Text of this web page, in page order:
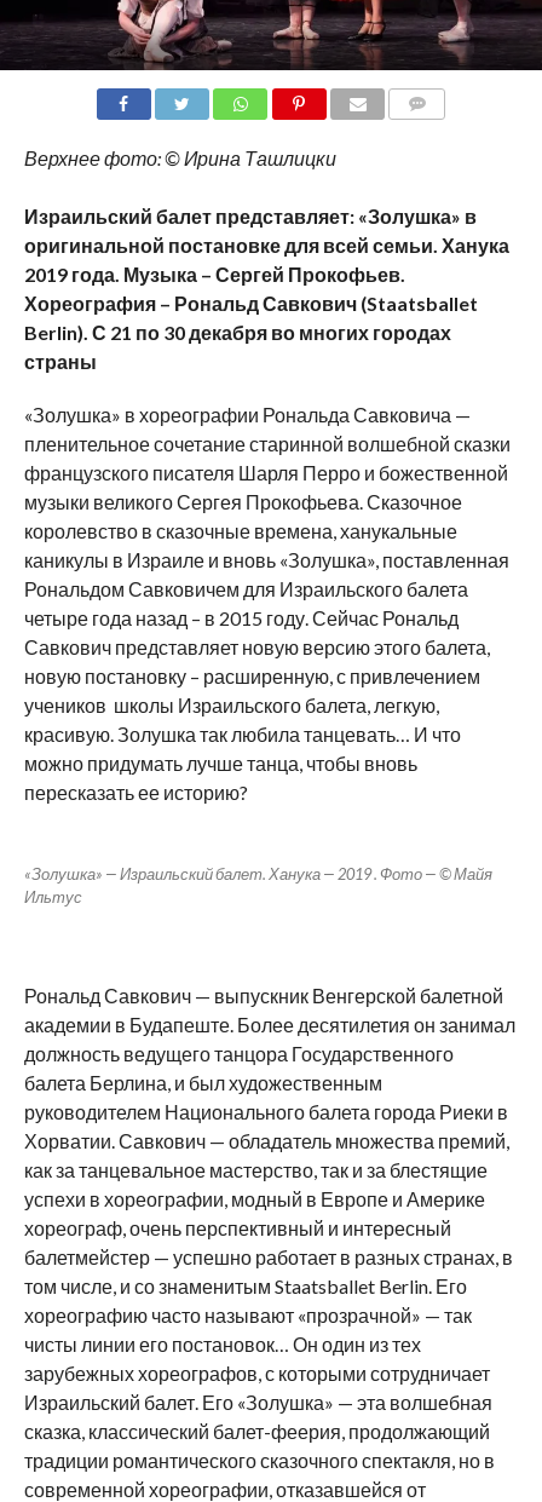
Верхнее фото: © Ирина Ташлицки
Израильский балет представляет: «Золушка» в
оригинальной постановке для всей семьи. Ханука
2019 года. Музыка – Сергей Прокофьев.
Хореография – Рональд Савкович (Staatsballet
Berlin). С 21 по 30 декабря во многих городах
страны
«Золушка» в хореографии Рональда Савковича —
пленительное сочетание старинной волшебной сказки
французского писателя Шарля Перро и божественной
музыки великого Сергея Прокофьева. Сказочное
королевство в сказочные времена, ханукальные
каникулы в Израиле и вновь «Золушка», поставленная
Рональдом Савковичем для Израильского балета
четыре года назад – в 2015 году. Сейчас Рональд
Савкович представляет новую версию этого балета,
новую постановку – расширенную, с привлечением
учеников школы Израильского балета, легкую,
красивую. Золушка так любила танцевать… И что
можно придумать лучше танца, чтобы вновь
пересказать ее историю?
«Золушка» — Израильский балет. Ханука — 2019 . Фото — © Майя
Ильтус
Рональд Савкович — выпускник Венгерской балетной
академии в Будапеште. Более десятилетия он занимал
должность ведущего танцора Государственного
балета Берлина, и был художественным
руководителем Национального балета города Риеки в
Хорватии. Савкович — обладатель множества премий,
как за танцевальное мастерство, так и за блестящие
успехи в хореографии, модный в Европе и Америке
хореограф, очень перспективный и интересный
балетмейстер — успешно работает в разных странах, в
том числе, и со знаменитым Staatsballet Berlin. Его
хореографию часто называют «прозрачной» — так
чисты линии его постановок… Он один из тех
зарубежных хореографов, с которыми сотрудничает
Израильский балет. Его «Золушка» — эта волшебная
сказка, классический балет-феерия, продолжающий
традиции романтического сказочного спектакля, но в
современной хореографии, отказавшейся от